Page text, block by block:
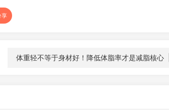
享
体重轻不等于身材好！降低体脂率才是减脂核心